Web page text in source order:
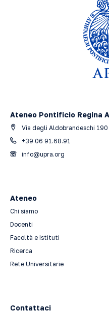
Ateneo Pontificio Regina
Via degli Aldobrandeschi
+39 06 91.68.91
info@upra.org
Ateneo
Chi siamo
Docenti
Facoltà e Istituti
Ricerca
Rete Universitarie
Contattaci